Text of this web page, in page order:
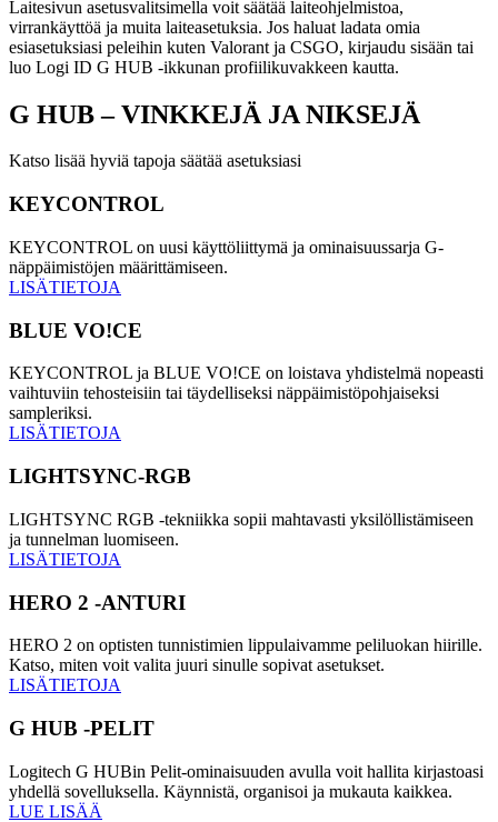
Laitesivun asetusvalitsimella voit säätää laiteohjelmistoa,
virrankäyttöä ja muita laiteasetuksia. Jos haluat ladata omia
esiasetuksiasi peleihin kuten Valorant ja CSGO, kirjaudu sisään tai
luo Logi ID G HUB -ikkunan profiilikuvakkeen kautta.
G HUB –VINKKEJÄ JA NIKSEJÄ
Katso lisää hyviä tapoja säätää asetuksiasi
KEYCONTROL
KEYCONTROL on uusi käyttöliittymä ja ominaisuussarja G-
näppäimistöjen määrittämiseen.
LISÄTIETOJA
BLUE VO!CE
KEYCONTROL ja BLUE VO!CE on loistava yhdistelmä nopeasti
vaihtuviin tehosteisiin tai täydelliseksi näppäimistöpohjaiseksi
sampleriksi.
LISÄTIETOJA
LIGHTSYNC-RGB
LIGHTSYNC RGB ‑tekniikka sopii mahtavasti yksilöllistämiseen
ja tunnelman luomiseen.
LISÄTIETOJA
HERO 2 ‑ANTURI
HERO 2 on optisten tunnistimien lippulaivamme peliluokan hiirille.
Katso, miten voit valita juuri sinulle sopivat asetukset.
LISÄTIETOJA
G HUB -PELIT
Logitech G HUBin Pelit-ominaisuuden avulla voit hallita kirjastoasi
yhdellä sovelluksella. Käynnistä, organisoi ja mukauta kaikkea.
LUE LISÄÄ